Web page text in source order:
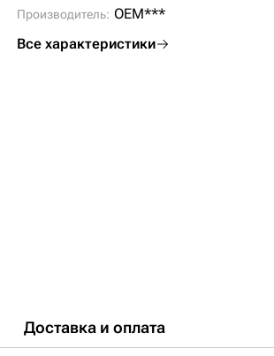
Производитель: OEM***
Все характеристики
Доставка и оплата